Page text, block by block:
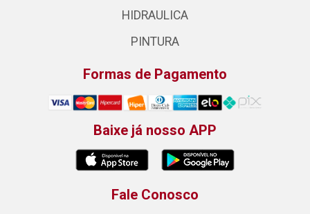
HIDRAULICA
PINTURA
Formas de Pagamento
Baixe já nosso APP
Fale Conosco